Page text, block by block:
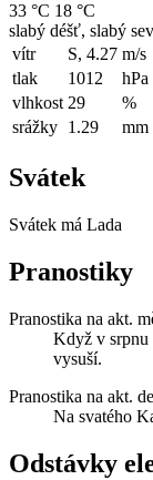
33 °C 18 °C
slabý déšť, slabý
vítr
S, 4.27 m/s
tlak
1012
hPa
vlhkost 29
%
srážky 1.29 mm
Svátek
Svátek má Lada
Pranostiky
Pranostika na akt.
Když v srpnu
vysuší.
Pranostika na akt.
Na svatého
Odstávky